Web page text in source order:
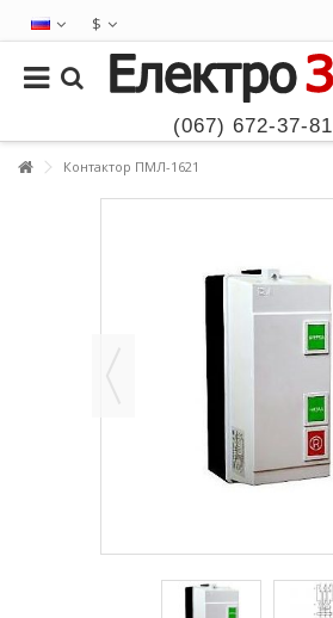
$
(067) 672-37-81
Контактор ПМЛ-1621